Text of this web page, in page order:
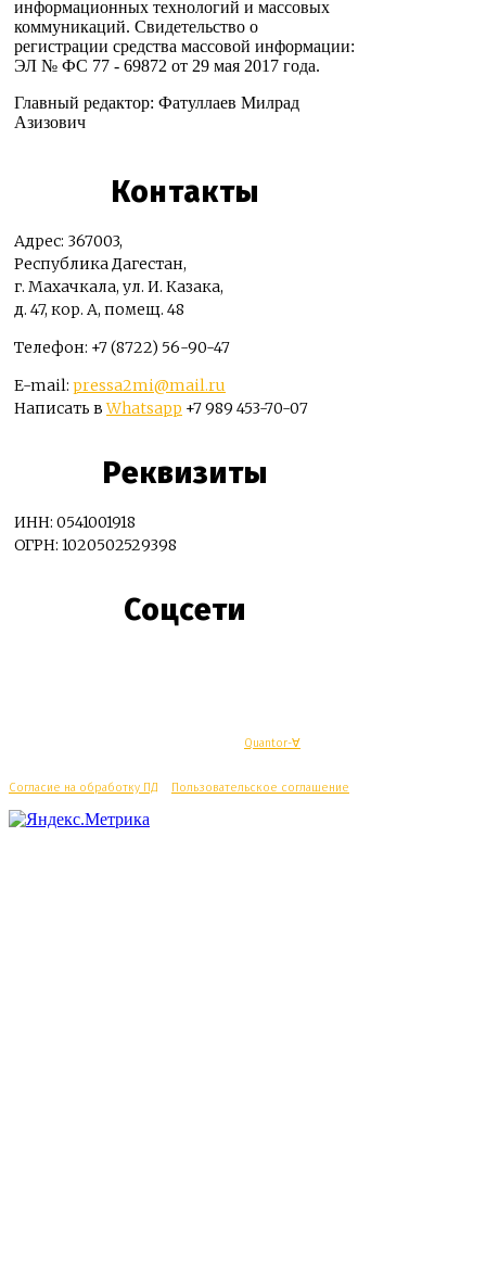
информационных технологий и массовых
коммуникаций. Свидетельство о
регистрации средства массовой информации:
ЭЛ № ФС 77 - 69872 от 29 мая 2017 года.
Главный редактор: Фатуллаев Милрад
Азизович
Контакты
Адрес: 367003,
Республика Дагестан,
г. Махачкала, ул. И. Казака,
д. 47, кор. А, помещ. 48
Телефон: +7 (8722) 56-90-47
E-mail: pressa2mi@mail.ru
Написать вWhatsapp +7 989 453-70-07
Реквизиты
ИНН: 0541001918
ОГРН: 1020502529398
Соцсети
Quantor-∀
Согласие на обработку ПД Пользовательское соглашение